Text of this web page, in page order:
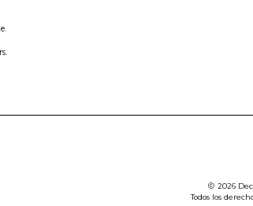
2026
Todos los